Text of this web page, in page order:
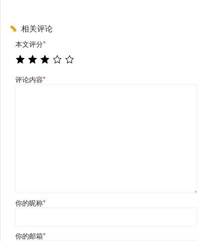
相关评论
本文评分*
评论内容*
你的昵称*
你的邮箱*